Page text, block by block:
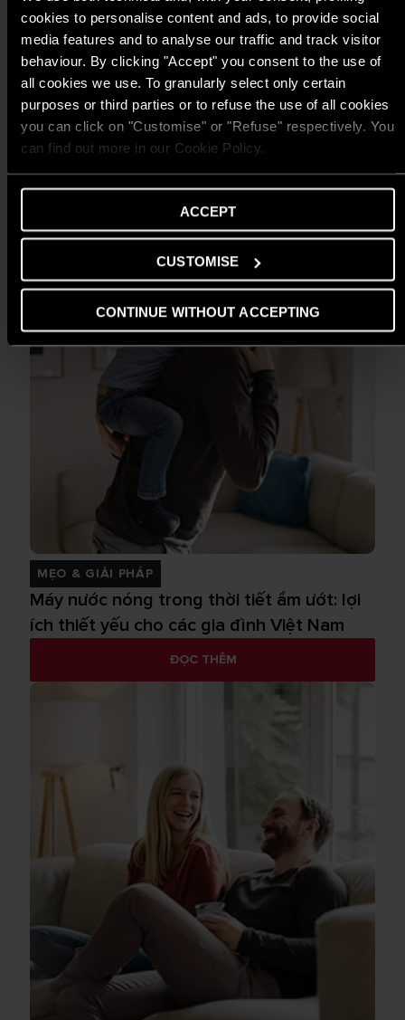
cookies to personalise content and ads, to provide social
media features and to analyse our traffic and track visitor
behaviour. By clicking "Accept" you consent to the use of
all cookies we use. To granularly select only certain
purposes or third parties or to refuse the use of all cookies
you can click on "Customise" or "Refuse" respectively. You
can find out more in our Cookie Policy.
ACCEPT
CUSTOMISE
CONTINUE WITHOUT ACCEPTING
TIN TỨC
ARISTON THIẾT LẬP CHUẨN MỰC MỚI
CHO GIẢI PHÁP NƯỚC NÓNG TẠI GIẢI
THƯỞNG HIỆU QUẢ NĂNG LƯỢNG 2025
ĐỌC THÊM
MẸO & GIẢI PHÁP
Máy nước nóng trong thời tiết ẩm ướt: lợi
ích thiết yếu cho các gia đình Việt Nam
ĐỌC THÊM